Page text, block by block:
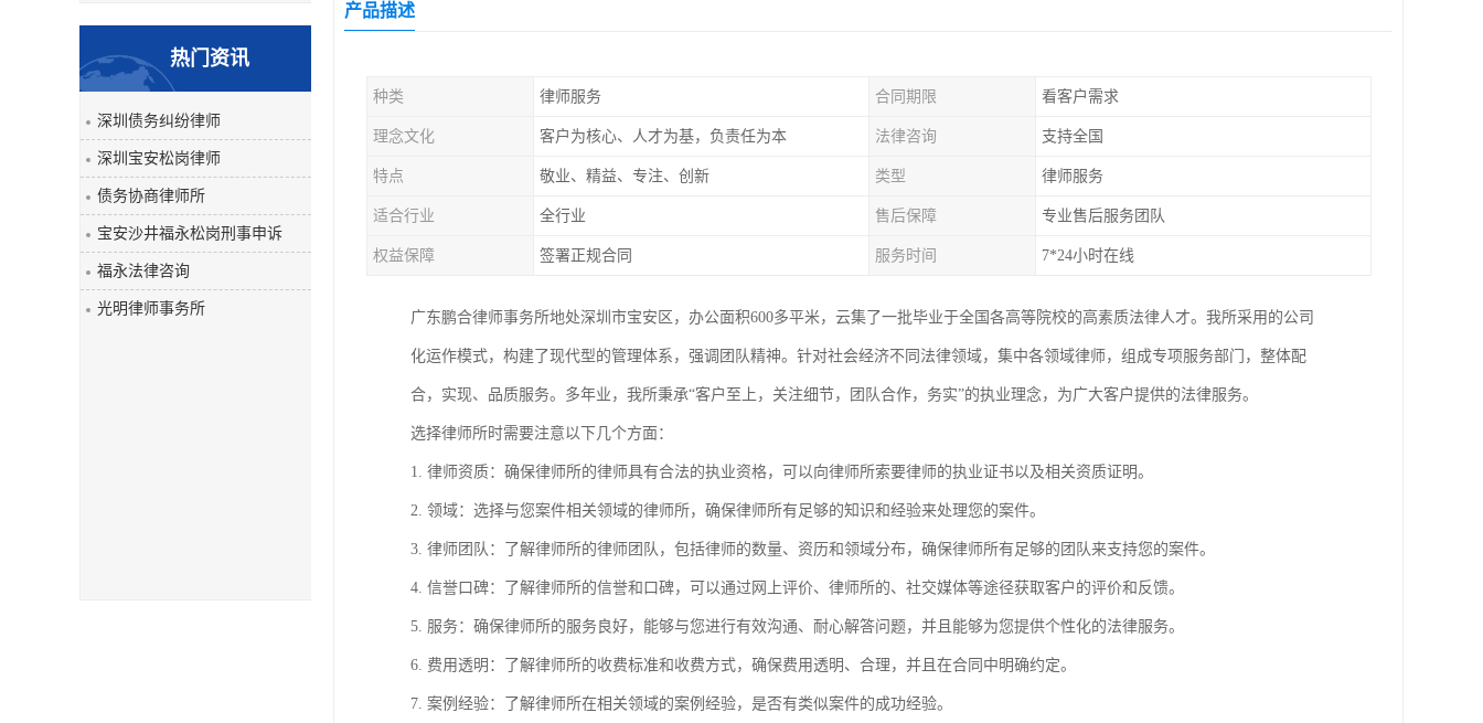
热门资讯
深圳债务纠纷律师
深圳宝安松岗律师
债务协商律师所
宝安沙井福永松岗刑事申诉
福永法律咨询
光明律师事务所
产品描述
种类 律师服务 合同期限 看客户需求
理念文化 客户为核心、人才为基，负责任为本 法律咨询 支持全国
特点 敬业、精益、专注、创新 类型 律师服务
适合行业 全行业 售后保障 专业售后服务团队
权益保障 签署正规合同 服务时间 7*24小时在线
广东鹏合律师事务所地处深圳市宝安区，办公面积600多平米，云集了一批毕业于全国各高等院校的高素质法律人才。我所采用的公司
化运作模式，构建了现代型的管理体系，强调团队精神。针对社会经济不同法律领域，集中各领域律师，组成专项服务部门，整体配
合，实现、品质服务。多年业，我所秉承“客户至上，关注细节，团队合作，务实”的执业理念，为广大客户提供的法律服务。
选择律师所时需要注意以下几个方面：
1. 律师资质：确保律师所的律师具有合法的执业资格，可以向律师所索要律师的执业证书以及相关资质证明。
2. 领域：选择与您案件相关领域的律师所，确保律师所有足够的知识和经验来处理您的案件。
3. 律师团队：了解律师所的律师团队，包括律师的数量、资历和领域分布，确保律师所有足够的团队来支持您的案件。
4. 信誉口碑：了解律师所的信誉和口碑，可以通过网上评价、律师所的、社交媒体等途径获取客户的评价和反馈。
5. 服务：确保律师所的服务良好，能够与您进行有效沟通、耐心解答问题，并且能够为您提供个性化的法律服务。
6. 费用透明：了解律师所的收费标准和收费方式，确保费用透明、合理，并且在合同中明确约定。
7. 案例经验：了解律师所在相关领域的案例经验，是否有类似案件的成功经验。